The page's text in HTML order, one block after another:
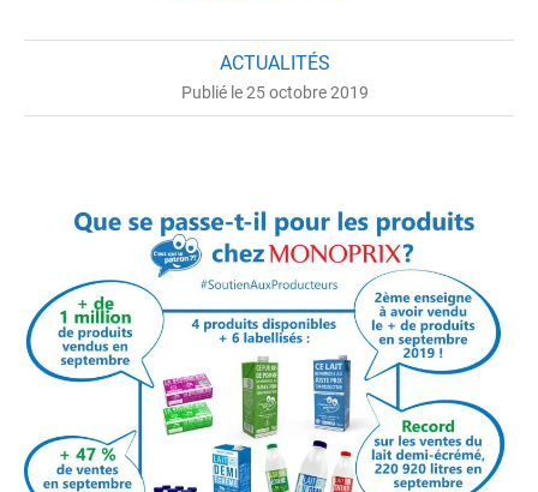
ACTUALITÉS
Publié le 25 octobre 2019